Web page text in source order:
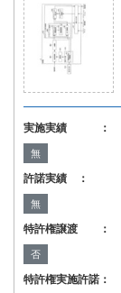
実施実績 ：
無
許諾実績 ：
無
特許権譲渡 ：
否
特許権実施許諾：